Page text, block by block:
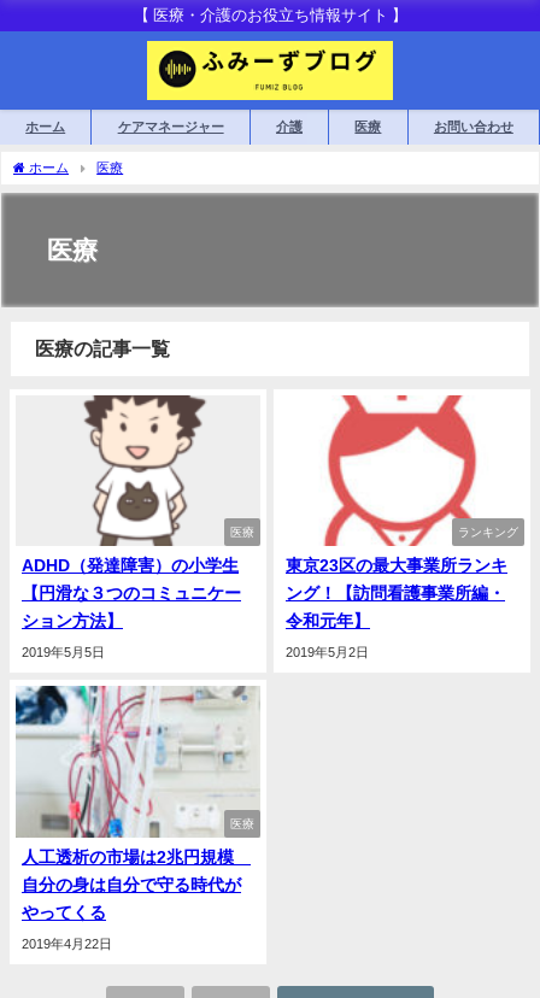
【 医療・介護のお役立ち情報サイト 】
ホーム ケアマネージャー 介護 医療 お問い合わせ
ホーム 医療
医療
医療の記事一覧
医療
ADHD（発達障害）の小学生
【円滑な３つのコミュニケー
ション方法】
2019年5月5日
ランキング
東京23区の最大事業所ランキ
ング！【訪問看護事業所編・
令和元年】
2019年5月2日
医療
人工透析の市場は2兆円規模
自分の身は自分で守る時代が
やってくる
2019年4月22日